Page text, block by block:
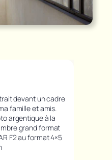
devant un cadre
famille et amis.
argentique à la
grand format
F2 au format 4×5